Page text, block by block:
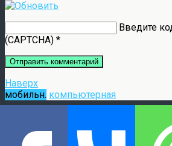
Введите
(CAPTCHA) *
Наверх
мобильн. компьютерная